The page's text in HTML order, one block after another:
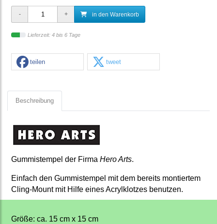
in den Warenkorb
Lieferzeit: 4 bis 6 Tage
teilen tweet
Beschreibung
Gummistempel der Firma Hero Arts.
Einfach den Gummistempel mit dem bereits montiertem
Cling-Mount mit Hilfe eines Acrylklotzes benutzen.
Größe: ca. 15 cm x 15 cm